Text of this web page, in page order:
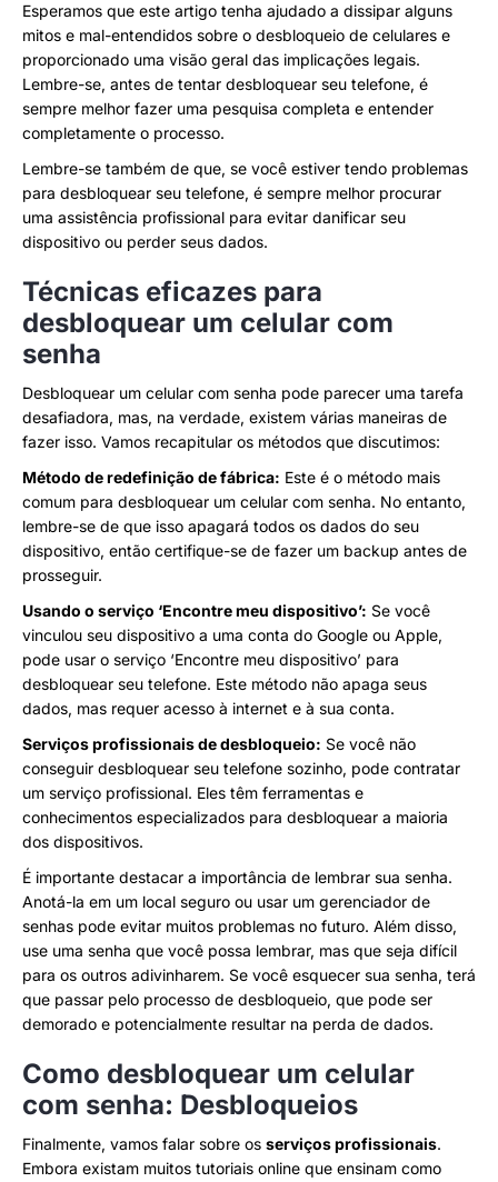
Esperamos que este artigo tenha ajudado a dissipar alguns
mitos e mal-entendidos sobre o desbloqueio de celulares e
proporcionado uma visão geral das implicações legais.
Lembre-se, antes de tentar desbloquear seu telefone, é
sempre melhor fazer uma pesquisa completa e entender
completamente o processo.
Lembre-se também de que, se você estiver tendo problemas
para desbloquear seu telefone, é sempre melhor procurar
uma assistência profissional para evitar danificar seu
dispositivo ou perder seus dados.
Técnicas eficazes para
desbloquear um celular com
senha
Desbloquear um celular com senha pode parecer uma tarefa
desafiadora, mas, na verdade, existem várias maneiras de
fazer isso. Vamos recapitular os métodos que discutimos:
Método de redefinição de fábrica: Este é o método mais
comum para desbloquear um celular com senha. No entanto,
lembre-se de que isso apagará todos os dados do seu
dispositivo, então certifique-se de fazer um backup antes de
prosseguir.
Usando o serviço ‘Encontre meu dispositivo’: Se você
vinculou seu dispositivo a uma conta do Google ou Apple,
pode usar o serviço ‘Encontre meu dispositivo’ para
desbloquear seu telefone. Este método não apaga seus
dados, mas requer acesso à internet e à sua conta.
Serviços profissionais de desbloqueio: Se você não
conseguir desbloquear seu telefone sozinho, pode contratar
um serviço profissional. Eles têm ferramentas e
conhecimentos especializados para desbloquear a maioria
dos dispositivos.
É importante destacar a importância de lembrar sua senha.
Anotá-la em um local seguro ou usar um gerenciador de
senhas pode evitar muitos problemas no futuro. Além disso,
use uma senha que você possa lembrar, mas que seja difícil
para os outros adivinharem. Se você esquecer sua senha, terá
que passar pelo processo de desbloqueio, que pode ser
demorado e potencialmente resultar na perda de dados.
Como desbloquear um celular
com senha: Desbloqueios
Finalmente, vamos falar sobre os serviços profissionais.
Embora existam muitos tutoriais online que ensinam como